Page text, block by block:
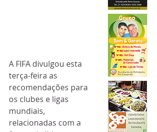
A FIFA divulgou esta
terça-feira as
recomendações para
os clubes e ligas
mundiais,
relacionadas com a